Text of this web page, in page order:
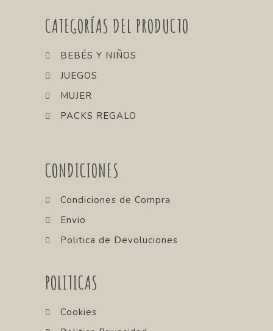
CATEGORÍAS DEL PRODUCTO
BEBÉS Y NIÑOS
JUEGOS
MUJER
PACKS REGALO
CONDICIONES
Condiciones de Compra
Envio
Politica de Devoluciones
POLITICAS
Cookies